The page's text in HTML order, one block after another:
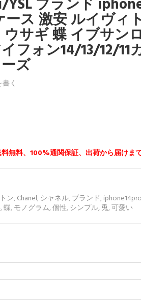
ブランド
ス 激安 ルイヴィ
サギ 蝶 イブサン
フォン14/13/12/11
ズ
く
無料、100%通関保証、出荷から届けま
ン,Chanel, シャネル,ブランド,
,蝶,モノグラム,個性, シンプル,兎,可愛い